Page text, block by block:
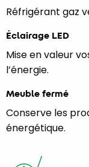
Réfrigérant gaz
Éclairage LED
Mise en valeur
l’énergie.
Meuble fermé
Conserve les
énergétique.